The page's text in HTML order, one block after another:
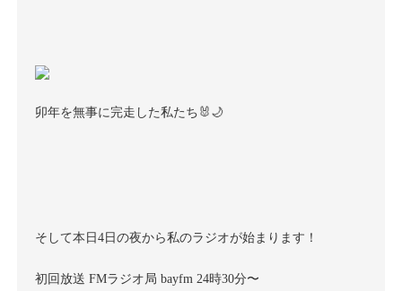
卯年を無事に完走した私たち🐰🌙
そして本日4日の夜から私のラジオが始まります！
初回放送 FMラジオ局 bayfm 24時30分〜